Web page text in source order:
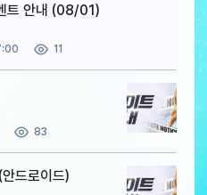
트 안내 (08/01)
11
83
드로이드)